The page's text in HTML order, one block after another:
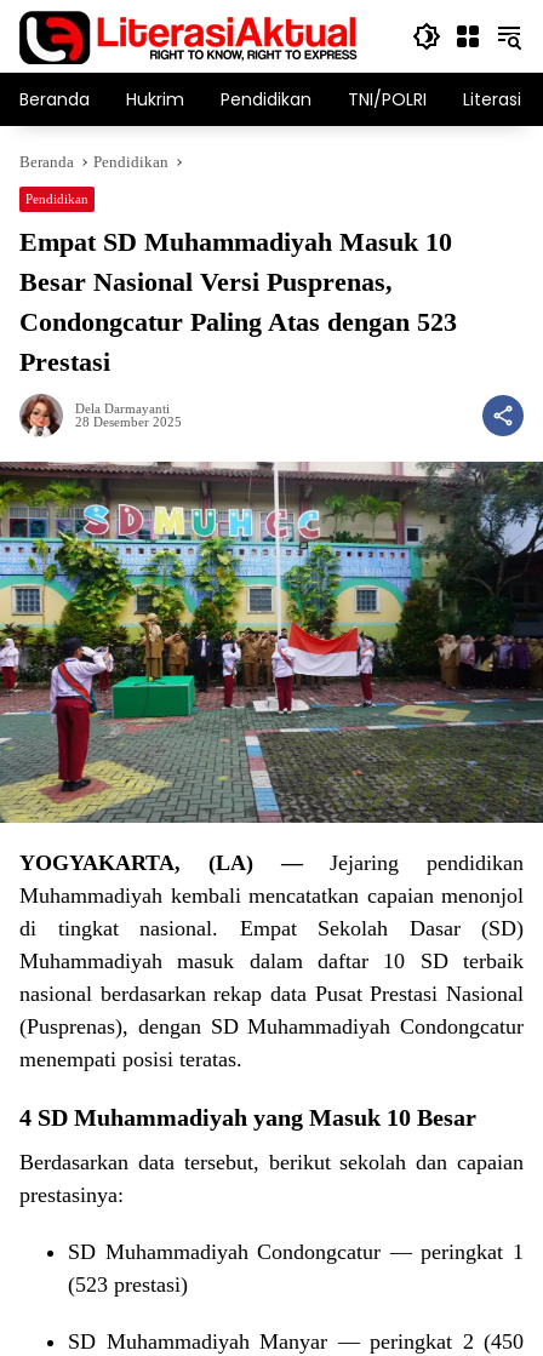
Langsung
konten
Beranda Hukrim Pendidikan TNI/POLRI Literasi
Beranda Pendidikan
Pendidikan
Empat SD Muhammadiyah Masuk 10
Besar Nasional Versi Pusprenas,
Condongcatur Paling Atas dengan 523
Prestasi
Dela Darmayanti
28 Desember 2025
YOGYAKARTA, (LA) —Jejaring pendidikan
Muhammadiyah kembali mencatatkan capaian menonjol
di tingkat nasional. Empat Sekolah Dasar (SD)
Muhammadiyah masuk dalam daftar 10 SD terbaik
nasional berdasarkan rekap data Pusat Prestasi Nasional
(Pusprenas), dengan SD Muhammadiyah Condongcatur
menempati posisi teratas.
4 SD Muhammadiyah yang Masuk 10 Besar
Berdasarkan data tersebut, berikut sekolah dan capaian
prestasinya:
SD Muhammadiyah Condongcatur — peringkat 1
(523 prestasi)
SD Muhammadiyah Manyar — peringkat 2 (450